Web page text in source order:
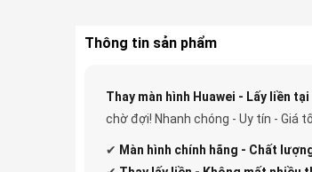
Thông tin sản phẩm
Thay màn hình Huawei - Lấy liền tại
chờ đợi! Nhanh chóng - Uy tín - Giá
✔ Màn hình chính hãng - Chất